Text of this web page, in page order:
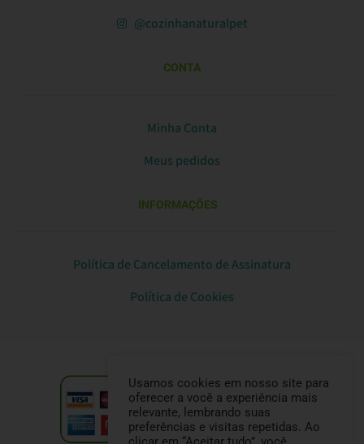
@cozinhanaturalpet
CONTA
Minha Conta
Meus pedidos
INFORMAÇÕES
Política de Cancelamento de Assinatura
Política de Cookies
Usamos cookies em nosso site para
oferecer a você a experiência mais
relevante, lembrando suas
preferências e visitas repetidas. Ao